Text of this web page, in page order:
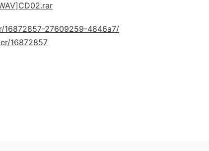
27609259-4846a7/
16872857